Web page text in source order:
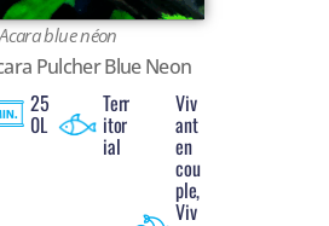
Acara blue néon
Pulcher Blue Neon
25
0L
Terr
itor
ial
Viv
ant
en
cou
ple,
Viv